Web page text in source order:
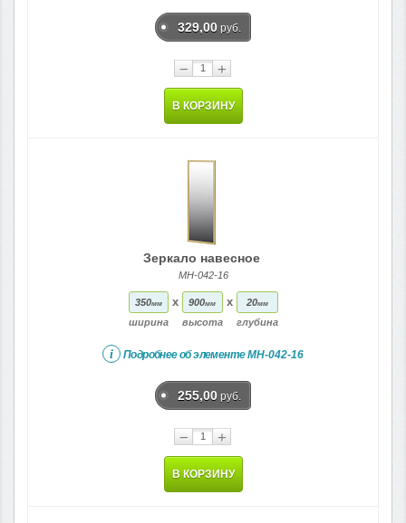
329,00 руб.
− +
В КОРЗИНУ
Зеркало навесное
МН-042-16
350мм
ширина
x 900мм
высота
x 20мм
глубина
i Подробнее об элементеМН-042-16
255,00 руб.
− +
В КОРЗИНУ